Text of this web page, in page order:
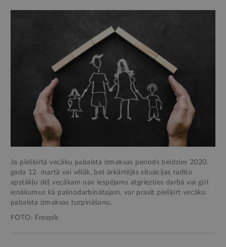
Ja piešķirtā vecāku pabalsta izmaksas periods beidzies 2020.
gada 12. martā vai vēlāk, bet ārkārtējās situācijas radīto
apstākļu dēļ vecākam nav iespējams atgriezties darbā vai gūt
ienākumus kā pašnodarbinātajam, var prasīt piešķirt vecāku
pabalsta izmaksas turpināšanu.
FOTO: Freepik